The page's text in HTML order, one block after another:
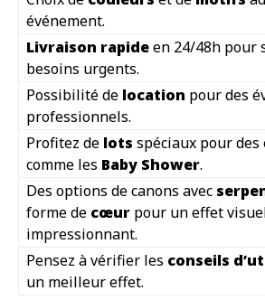
événement.
Livraison rapideen 24/48h pour
besoins urgents.
Possibilité de location pour des
professionnels.
Profitez de lots spéciaux pour des
comme les Baby Shower.
Des options de canons avec
forme de cœur pour un effet
impressionnant.
Pensez à vérifier les conseils
un meilleur effet.